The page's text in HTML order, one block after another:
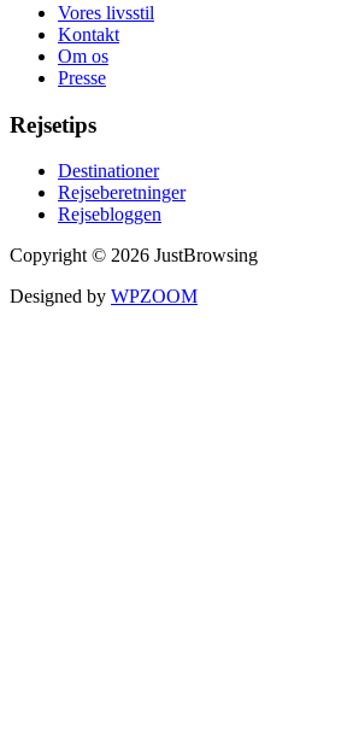
Vores livsstil
Kontakt
Om os
Presse
Rejsetips
Destinationer
Rejseberetninger
Rejsebloggen
Copyright © 2026 JustBrowsing
Designed by WPZOOM